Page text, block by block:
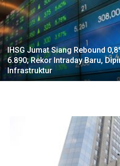
IHSG Jumat Siang Rebound
6.890; Rekor Intraday Baru,
Infrastruktur